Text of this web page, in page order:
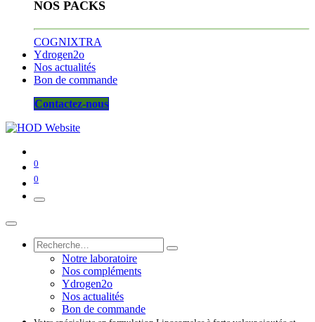
NOS PACKS
COGNIXTRA
Ydrogen2o
Nos actualités
Bon de commande
Contactez-nous
0
0
Notre laboratoire
Nos compléments
Ydrogen2o
Nos actualités
Bon de commande